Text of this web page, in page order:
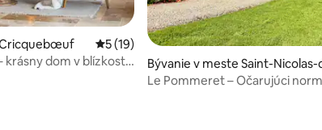
5, počet hodnotení: 12
Cricquebœuf Priemerné ohodnotenie 5 z 5, počet
5 (19)
krásny dom v blízkosti
Bývanie v meste Saint-Nicolas-
la-Haie
Le Pommeret – Očarujúci